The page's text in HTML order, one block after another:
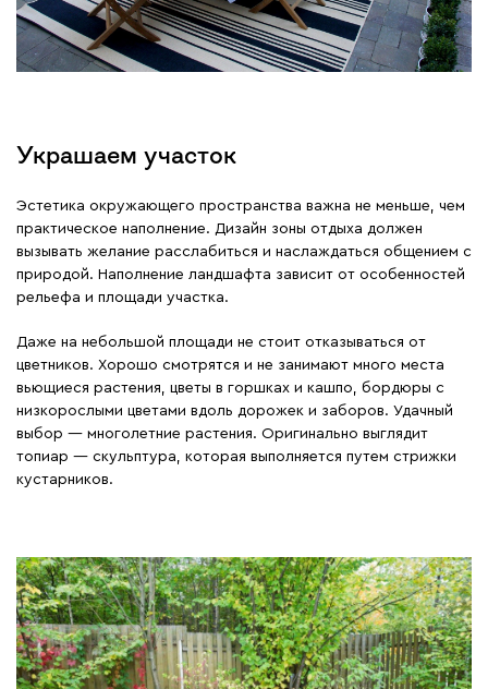
Украшаем участок
Эстетика окружающего пространства важна не меньше, чем
практическое наполнение. Дизайн зоны отдыха должен
вызывать желание расслабиться и наслаждаться общением с
природой. Наполнение ландшафта зависит от особенностей
рельефа и площади участка.
Даже на небольшой площади не стоит отказываться от
цветников. Хорошо смотрятся и не занимают много места
вьющиеся растения, цветы в горшках и кашпо, бордюры с
низкорослыми цветами вдоль дорожек и заборов. Удачный
выбор — многолетние растения. Оригинально выглядит
топиар — скульптура, которая выполняется путем стрижки
кустарников.